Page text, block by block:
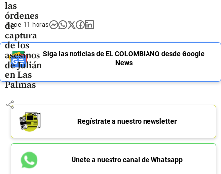
las
órdenes
de
captura
de los
asesinos
de Julián
en Las
Palmas
share
hace 11 horas
Siga las noticias de EL COLOMBIANO desde Google
News
Regístrate a nuestro newsletter
Únete a nuestro canal de Whatsapp